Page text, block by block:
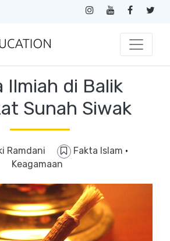
Ilmiah di Balik
Sunah Siwak
Ramdani Fakta Islam ·
Keagamaan